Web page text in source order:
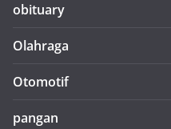
obituary
Olahraga
Otomotif
pangan